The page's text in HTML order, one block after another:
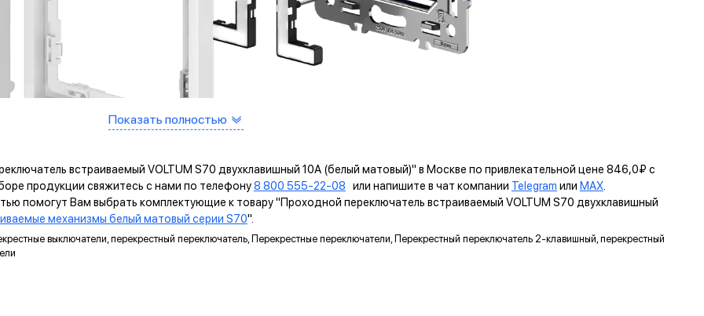
Показать полностью
встраиваемый VOLTUM S70 двухклавишный 10А (белый матовый)" в Москве по привлекательной цене 846,0₽ с
продукции свяжитесь с нами по телефону8 800 555-22-08 или напишите в чат компании Telegram или MAX.
помогут Вам выбрать комплектующие к товару "Проходной переключатель встраиваемый VOLTUM S70 двухклавишный
механизмы белый матовый серии S70".
выключатели, перекрестный переключатель, Перекрестные переключатели, Перекрестный переключатель 2-клавишный, перекрестный